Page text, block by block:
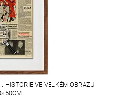
HISTORIE VE VELKÉM OBRAZU